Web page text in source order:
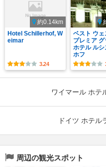
約0.14km
Hotel Schillerhof, W
eimar
3.24
ベスト ウェ
プレミア グ
ホテル ル
ホフ
ワイマール ホテ
ドイツ ホテル
周辺の観光スポット